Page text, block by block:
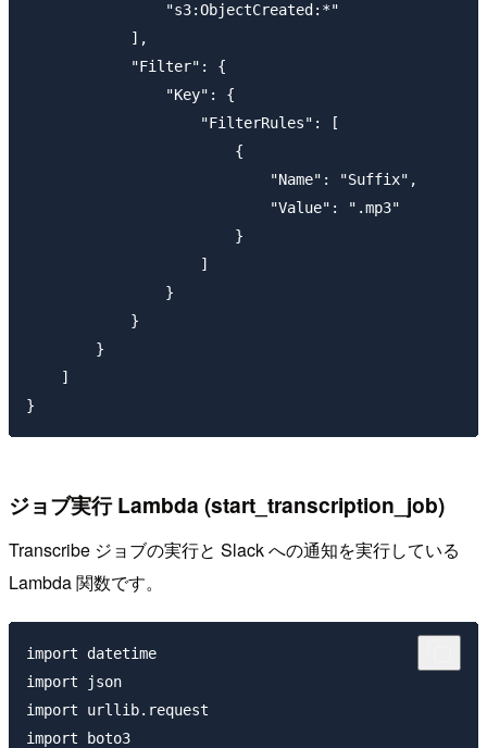
                "s3:ObjectCreated:*"
            ],
            "Filter": {
                "Key": {
                    "FilterRules": [
                        {
                            "Name": "Suffix",
                            "Value": ".mp3"
                        }
                    ]
                }
            }
        }
    ]
ジョブ実行 Lambda (start_transcription_job)
Transcribe ジョブの実行と Slack への通知を実行している
Lambda 関数です。
import datetime
import json
import urllib.request
import boto3